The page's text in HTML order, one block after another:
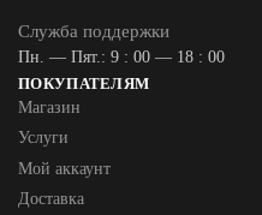
Служба поддержки
Пн. — Пят.: 9 : 00 — 18 : 00
ПОКУПАТЕЛЯМ
Магазин
Услуги
Мой аккаунт
Доставка